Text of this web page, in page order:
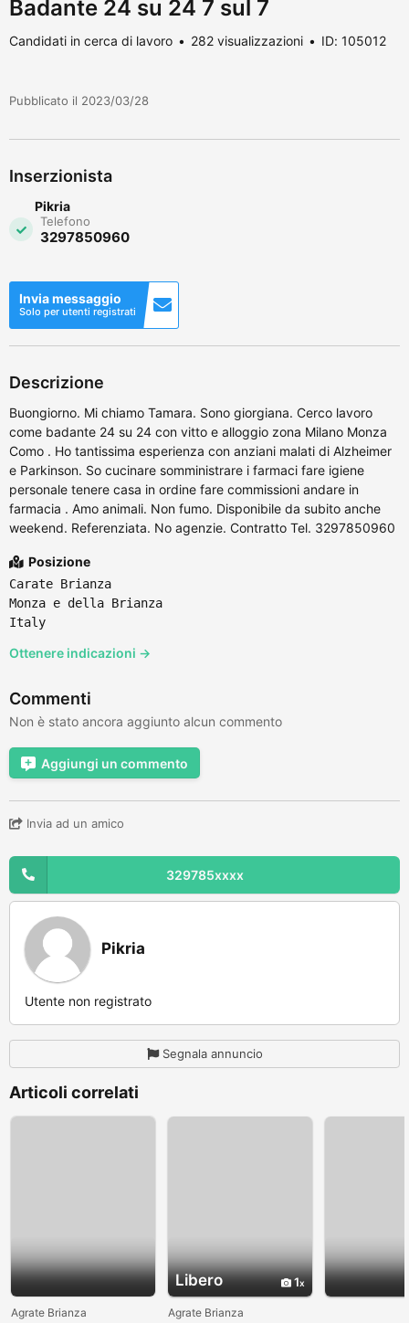
Badante 24 su 24 7 sul 7
Candidati in cerca di lavoro 282 visualizzazioni ID: 105012
Pubblicato il 2023/03/28
Inserzionista
Pikria
Telefono
3297850960
Invia messaggio
Solo per utenti registrati
Descrizione
Buongiorno. Mi chiamo Tamara. Sono giorgiana. Cerco lavoro
come badante 24 su 24 con vitto e alloggio zona Milano Monza
Como . Ho tantissima esperienza con anziani malati di Alzheimer
e Parkinson. So cucinare somministrare i farmaci fare igiene
personale tenere casa in ordine fare commissioni andare in
farmacia . Amo animali. Non fumo. Disponibile da subito anche
weekend. Referenziata. No agenzie. Contratto Tel. 3297850960
Posizione
Carate Brianza
Monza e della Brianza
Italy
Ottenere indicazioni →
Commenti
Non è stato ancora aggiunto alcun commento
Aggiungi un commento
Invia ad un amico
329785xxxx
Pikria
Utente non registrato
Segnala annuncio
Articoli correlati
Agrate Brianza
Libero 1
Agrate Brianza